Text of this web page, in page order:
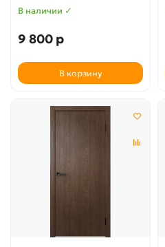
В наличии ✓
9 800 р
В корзину